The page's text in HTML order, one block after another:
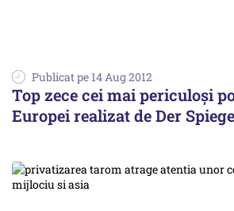
Publicat pe 14 Aug 2012
Top zece cei mai periculoși
Europei realizat de Der